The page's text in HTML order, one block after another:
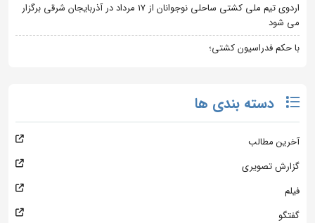
اردوی تیم ملی کشتی ساحلی نوجوانان از 17 مرداد در آذربایجان شرقی برگزار
می شود
با حکم فدراسیون کشتی؛
دسته بندی ها
آخرین مطالب
گزارش تصویری
فیلم
گفتگو